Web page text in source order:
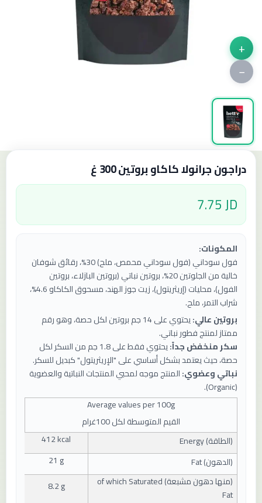
+
−
دراجون جرانولا كاكاو بروتين 300 غ
7.75 JD
المكونات:
فول سوداني (فول سوداني محمص، ملح) 30%، رقائق شوفان
خالية من الجلوتين 20%، بروتين نباتي (بروتين البازلاء، بروتين
الفول)، محليات (إريثريتول)، زيت جوز الهند، مسحوق الكاكاو 4.6%،
شراب التمر، ملح.
بروتين عالي:
يحتوي على 14 جم بروتين لكل حصة، وهو رقم
ممتاز لمنتج فطور نباتي.
سكر منخفض جداً:
يحتوي فقط على 1.8 جم من السكر لكل
حصة، حيث يعتمد بشكل أساسي على "الإريثريتول" كبديل للسكر.
نباتي وعضوي:المنتج موجه لمحبي المنتجات النباتية والعضوية
(Organic).
Average values ​​per100g
القيم المتوسطة لكل 100غرام
(الطاقة) Energy
412 kcal
(الدهون) Fat
21 g
(منها دهون مشبعة ) of which Saturated
Fat
8.2 g